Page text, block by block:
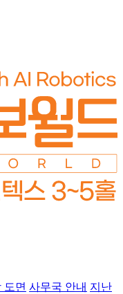
도면 사무국 안내 지난